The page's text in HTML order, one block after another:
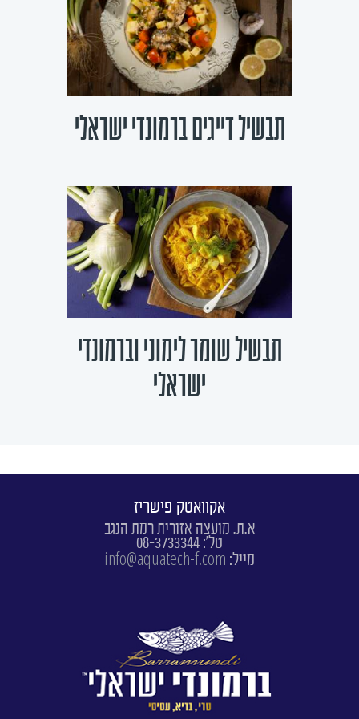
תבשיל דייגים ברמונדי ישראלי
תבשיל שומר לימוני וברמונדי
ישראלי
אקוואטק פישריז
א.ת. מועצה אזורית רמת הנגב
טל': 08-3733344
מייל: info@aquatech-f.com